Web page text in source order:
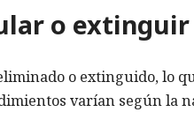
o
o extinguido, lo
varían según la